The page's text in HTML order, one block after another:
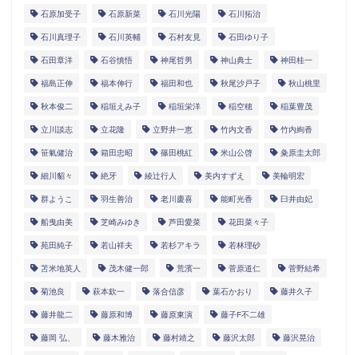
石原加受子 石原新菜 石川光陽 石川拓治
石川真理子 石川英輔 石村友見 石田ゆり子
石田章洋 石谷慎悟 神尾哲男 神山典士 神田桂一
福島正伸 福本伸行 福田和也 秋尾沙戸子 秋山桃里
秋本俊二 稲垣えみ子 稲垣栄洋 稲空穂 稲葉豊茂
立川談志 立花隆 立野井一恵 竹内文香 竹内絢香
笹氣健治 箱田忠昭 篠田桃紅 米山公啓 粂原圭太郎
細川貂々 絶牙 綾辻行人 美内すずえ 美輪明宏
群ようこ 羽生善治 老川慶喜 能町光香 臼井由妃
船曳由美 芝崎みゆき 芦田愛菜 花田菜々子
苑田純子 若山祥夫 若杉アキラ 若林理砂
苫米地英人 茂木健一郎 荒濱一 菅原道仁 菅野結希
菊池良 萩本欽一 落合信彦 葉石かおり 藤井久子
藤井龍二 藤原和博 藤原東演 藤子F不二雄
藤岡 弘、 藤木雅治 藤村靖之 藤沢太郎 藤沢晃治